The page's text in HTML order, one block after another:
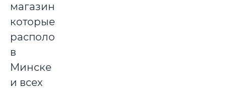
магазинов,
которые
расположены
в
Минске
и всех